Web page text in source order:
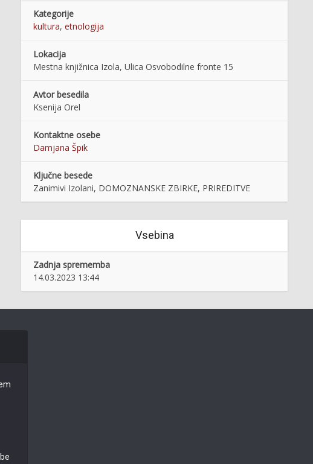
Kategorije
kultura, etnologija
Lokacija
Mestna knjižnica Izola, Ulica Osvobodilne fronte 15
Avtor besedila
Ksenija Orel
Kontaktne osebe
Damjana Špik
Ključne besede
Zanimivi Izolani, DOMOZNANSKE ZBIRKE, PRIREDITVE
Vsebina
Zadnja sprememba
14.03.2023 13:44